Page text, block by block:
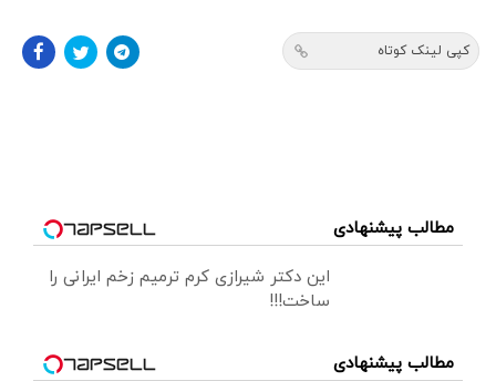
کپی لینک کوتاه
مطالب پیشنهادی
این دکتر شیرازی کرم ترمیم زخم ایرانی را
ساخت!!!
مطالب پیشنهادی